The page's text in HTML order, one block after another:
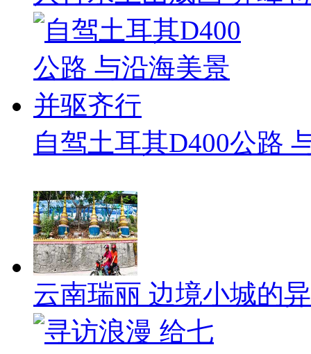
自驾土耳其D400公路
云南瑞丽 边境小城的